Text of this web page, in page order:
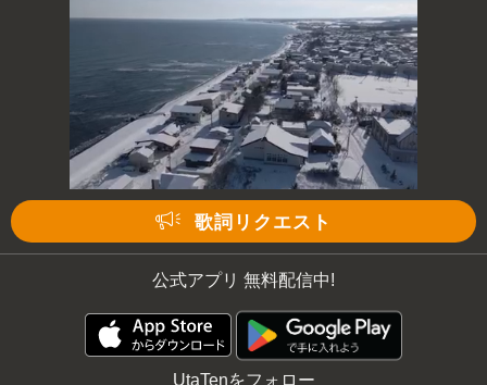
次の動画まで 3 キャンセル
歌詞リクエスト
公式アプリ 無料配信中!
UtaTenをフォロー